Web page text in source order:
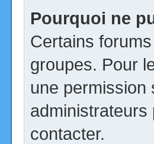
Pourquoi ne
Certains
groupes. Pour
une permission
contacter.